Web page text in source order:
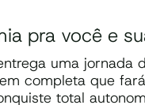
pra você e
uma jornada
completa que
total